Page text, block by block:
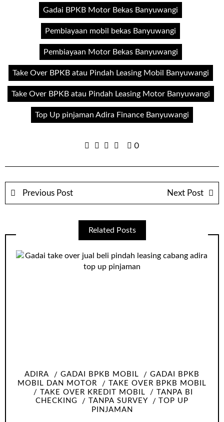
Gadai BPKB Motor Bekas Banyuwangi
Pembiayaan mobil bekas Banyuwangi
Pembiayaan Motor Bekas Banyuwangi
Take Over BPKB atau Pindah Leasing Mobil Banyuwangi
Take Over BPKB atau Pindah Leasing Motor Banyuwangi
Top Up pinjaman Adira Finance Banyuwangi
0
Previous Post Next Post
Related Posts
ADIRA GADAI BPKB MOBIL
GADAI BPKB
MOBIL DAN MOTOR
TAKE OVER BPKB MOBIL
TAKE OVER KREDIT MOBIL
TANPA BI
CHECKING
TANPA SURVEY
TOP UP
PINJAMAN